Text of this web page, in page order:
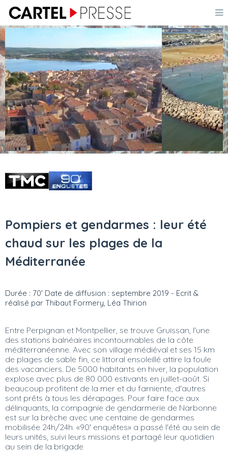
Pompiers et gendarmes : leur été
chaud sur les plages de la
Méditerranée
Durée : 70' Date de diffusion : septembre 2019 - Ecrit &
réalisé par Thibaut Formery, Léa Thirion
Entre Perpignan et Montpellier, se trouve Gruissan, l'une
des stations balnéaires incontournables de la côte
méditerranéenne. Avec son village médiéval et ses 15 km
de plages de sable fin, ce littoral ensoleillé attire la foule
des vacanciers. De 5000 habitants en hiver, la population
explose avec plus de 80 000 estivants en juillet-août. Si
beaucoup profitent de la mer et du farniente, d'autres
sont prêts à tous les dérapages. Pour faire face aux
délinquants, la compagnie de gendarmerie de Narbonne
est sur la brèche avec une centaine de gendarmes
mobilisée 24h/24h. «90' enquêtes» a passé l'été au sein de
leurs unités, suivi leurs missions et partagé leur quotidien
au sein de la brigade